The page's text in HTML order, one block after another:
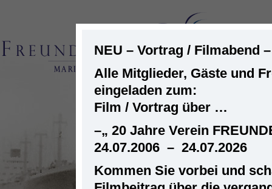
NEU – Vortrag / Filmabend
Alle Mitglieder, Gäste und
eingeladen zum:
Film / Vortrag über …
–„ 20 Jahre Verein
24.07.2006 – 24.07.2026
Kommen Sie vorbei und